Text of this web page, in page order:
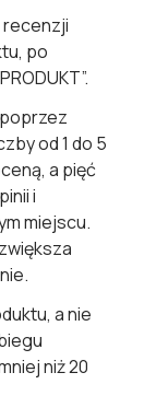
recenzji
po
od 1 do 5
a pięć
i
miejscu.
a nie
niż 20